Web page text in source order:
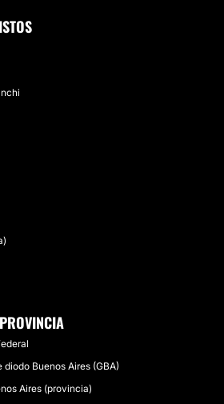
Buenos Aires (GBA)
Aires (provincia)